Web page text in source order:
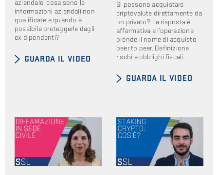
aziendale: cosa sono le
informazioni aziendali non
qualificate e quando è
possibile proteggerle dagli
ex dipendenti?
GUARDA IL VIDEO
Si possono acquistare
criptovalute direttamente da
un privato? La risposta è
affermativa e l’operazione
prende il nome di acquisto
peer to peer. Definizione,
rischi e obblighi fiscali.
GUARDA IL VIDEO